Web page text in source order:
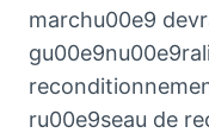
marchu00e9
ru00e9seau de